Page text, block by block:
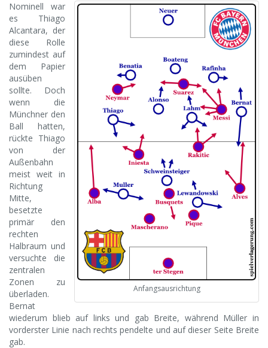
Anfangsausrichtung
Nominell war
es Thiago
Alcantara, der
diese Rolle
zumindest auf
dem Papier
ausüben
sollte. Doch
wenn die
Münchner den
Ball hatten,
rückte Thiago
von der
Außenbahn
meist weit in
Richtung
Mitte,
besetzte
primär den
rechten
Halbraum und
versuchte die
zentralen
Zonen zu
überladen.
Bernat
wiederum blieb auf links und gab Breite, während Müller in
vorderster Linie nach rechts pendelte und auf dieser Seite Breite
gab.